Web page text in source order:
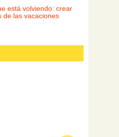
está volviendo: crear
de las vacaciones